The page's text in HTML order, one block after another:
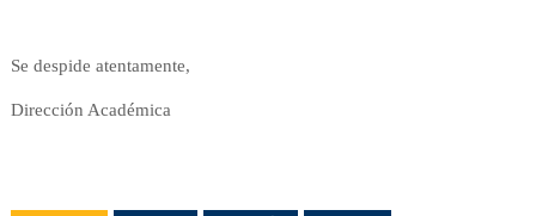
Se despide atentamente,
Dirección Académica